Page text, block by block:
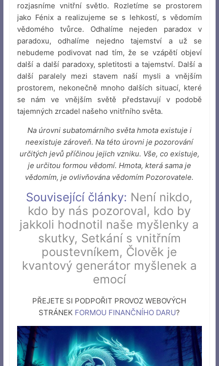
rozjasníme vnitřní světlo. Rozletíme se prostorem
jako Fénix a realizujeme se s lehkostí, s vědomím
vědomého tvůrce. Odhalíme nejeden paradox v
paradoxu, odhalíme nejedno tajemství a už se
nebudeme podivovat nad tím, že se vzápětí objeví
další a další paradoxy, spletitosti a tajemství. Další a
další paralely mezi stavem naší mysli a vnějším
prostorem, nekonečně mnoho dalších situací, které
se nám ve vnějším světě představují v podobě
tajemných zrcadel našeho vnitřního světa.
Na úrovni subatomárního světa hmota existuje i
neexistuje zároveň. Na této úrovni je pozorování
určitých jevů příčinou jejich vzniku. Vše, co existuje,
je určitou formou vědomí. Hmota, která sama je
vědomím, je ovlivňována vědomím Pozorovatele.
Související články: Není nikdo,
kdo by nás pozoroval, kdo by
jakkoli hodnotil naše myšlenky a
skutky, Setkání s vnitřním
poustevníkem, Člověk je
kvantový generátor myšlenek a
emocí
PŘEJETE SI PODPOŘIT PROVOZ WEBOVÝCH
STRÁNEK FORMOU FINANČNÍHO DARU?